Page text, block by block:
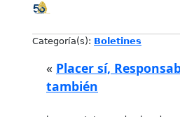
Categoría(s): Boletines
« Placer sí,
también